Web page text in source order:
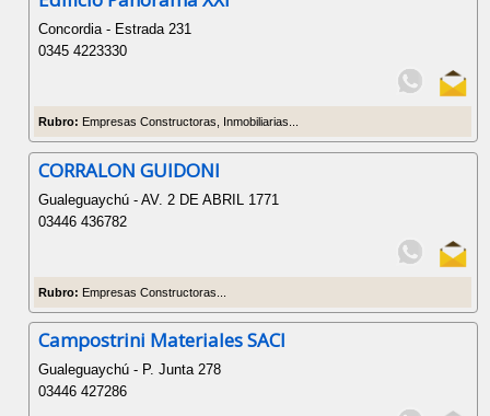
Concordia - Estrada 231
0345 4223330
Rubro: Empresas Constructoras, Inmobiliarias...
CORRALON GUIDONI
Gualeguaychú - AV. 2 DE ABRIL 1771
03446 436782
Rubro: Empresas Constructoras...
Campostrini Materiales SACI
Gualeguaychú - P. Junta 278
03446 427286